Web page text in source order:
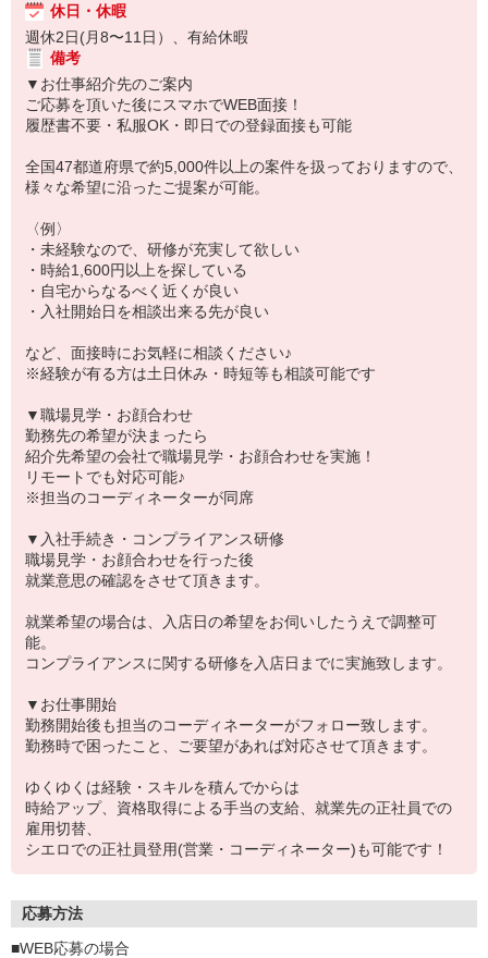
休日・休暇
週休2日(月8〜11日）、有給休暇
備考
▼お仕事紹介先のご案内
ご応募を頂いた後にスマホでWEB面接！
履歴書不要・私服OK・即日での登録面接も可能
全国47都道府県で約5,000件以上の案件を扱っておりますので、
様々な希望に沿ったご提案が可能。
〈例〉
・未経験なので、研修が充実して欲しい
・時給1,600円以上を探している
・自宅からなるべく近くが良い
・入社開始日を相談出来る先が良い
など、面接時にお気軽に相談ください♪
※経験が有る方は土日休み・時短等も相談可能です
▼職場見学・お顔合わせ
勤務先の希望が決まったら
紹介先希望の会社で職場見学・お顔合わせを実施！
リモートでも対応可能♪
※担当のコーディネーターが同席
▼入社手続き・コンプライアンス研修
職場見学・お顔合わせを行った後
就業意思の確認をさせて頂きます。
就業希望の場合は、入店日の希望をお伺いしたうえで調整可
能。
コンプライアンスに関する研修を入店日までに実施致します。
▼お仕事開始
勤務開始後も担当のコーディネーターがフォロー致します。
勤務時で困ったこと、ご要望があれば対応させて頂きます。
ゆくゆくは経験・スキルを積んでからは
時給アップ、資格取得による手当の支給、就業先の正社員での
雇用切替、
シエロでの正社員登用(営業・コーディネーター)も可能です！
応募方法
■WEB応募の場合